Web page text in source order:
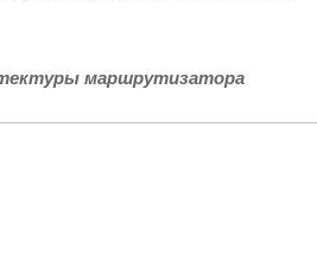
маршрутизатора